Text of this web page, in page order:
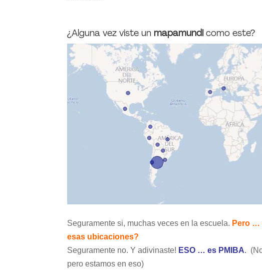
¿Alguna vez viste un mapamundicomo este?
Seguramente si, muchas veces en la escuela. Pero …
esas ubicaciones?
Seguramente no. Y adivinaste! ESO … es PMIBA.
pero estamos en eso)